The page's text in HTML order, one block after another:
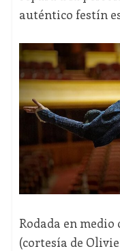
auténtico festín
Rodada en medio
(cortesía de